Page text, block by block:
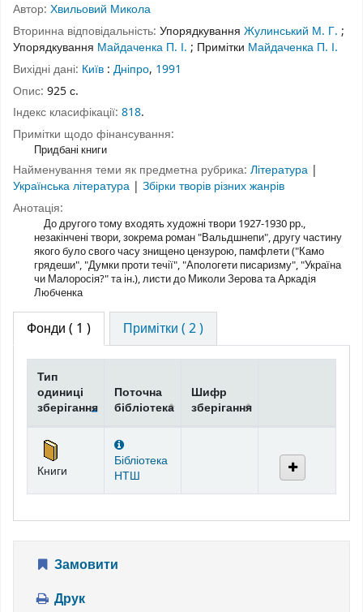
Автор: Хвильовий Микола
Вторинна відповідальність: Упорядкування Жулинський М. Г. ;
Упорядкування Майдаченка П. І. ; Примітки Майдаченка П. І.
Вихідні дані: Київ : Дніпро, 1991
Опис: 925 с.
Індекс класифікації: 818.
Примітки щодо фінансування:
Придбані книги
Найменування теми як предметна рубрика: Література |
Українська література | Збірки творів різних жанрів
Анотація:
До другого тому входять художні твори 1927-1930 рр.,
незакінчені твори, зокрема роман "Вальдшнепи", другу частину
якого було свого часу знищено цензурою, памфлети ("Камо
грядеши", "Думки проти течії", "Апологети писаризму", "Україна
чи Малоросія?" та ін.), листи до Миколи Зерова та Аркадія
Любченка
Фонди ( 1 ) Примітки ( 2 )
Тип
одиниці
зберігання
Поточна
бібліотека
Шифр
зберігання
Книги
Бібліотека
НТШ
Замовити
Друк